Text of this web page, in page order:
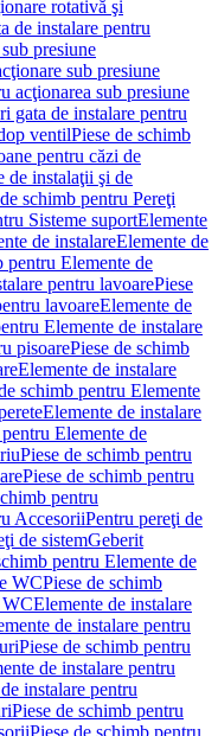
rotativă şi
de instalare pentru
presiune
sub presiune
acţionarea sub presiune
gata de instalare pentru
ventilPiese de schimb
pentru căzi de
de instalaţii şi de
schimb pentru Pereţi
Sisteme suportElemente
de instalareElemente de
pentru Elemente de
pentru lavoarePiese
lavoareElemente de
Elemente de instalare
pisoarePiese de schimb
Elemente de instalare
schimb pentru Elemente
Elemente de instalare
Elemente de
Piese de schimb pentru
Piese de schimb pentru
pentru
AccesoriiPentru pereţi de
de sistemGeberit
pentru Elemente de
WCPiese de schimb
WCElemente de instalare
de instalare pentru
Piese de schimb pentru
de instalare pentru
instalare pentru
Piese de schimb pentru
Piese de schimb pentru